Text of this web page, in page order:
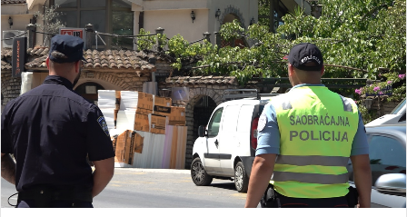
d
a
n
e
m
i